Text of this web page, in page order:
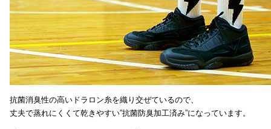
抗菌消臭性の高いドラロン糸を織り交ぜているので、
丈夫で蒸れにくくて乾きやすい”抗菌防臭加工済み”になっています。